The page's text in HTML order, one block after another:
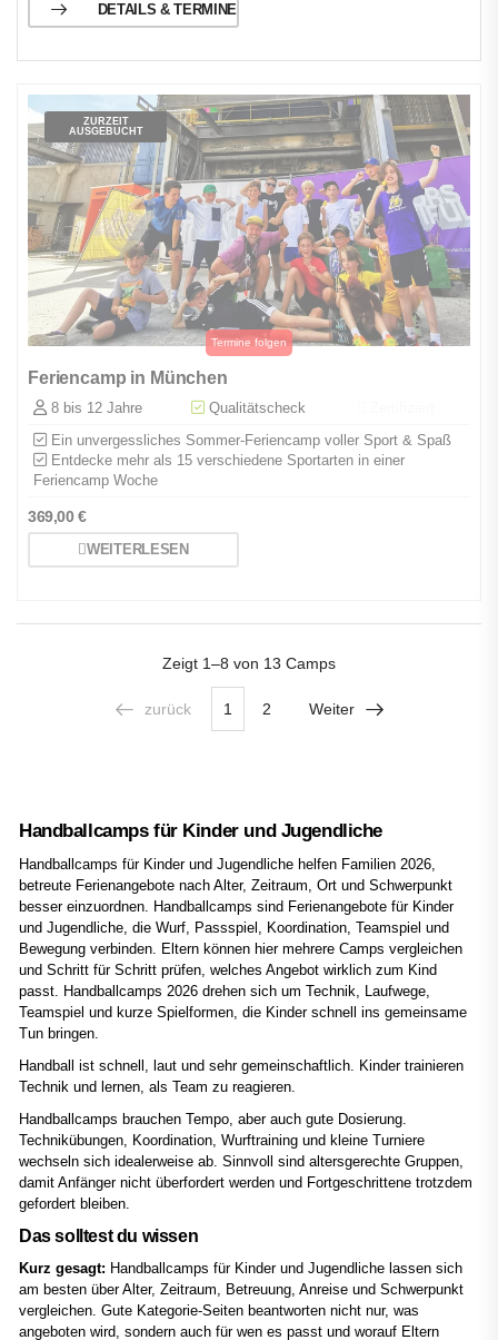
DETAILS & TERMINE
ZURZEIT
AUSGEBUCHT
Feriencamp in München
8 bis 12 Jahre Qualitätscheck
Ein unvergessliches Sommer-Feriencamp voller Sport & Spaß
Entdecke mehr als 15 verschiedene Sportarten in einer
Feriencamp Woche
369,00€
WEITERLESEN
Zeigt 1–8 von 13 Camps
zurück 1 2 Weiter
Handballcamps für Kinder und Jugendliche
Handballcamps für Kinder und Jugendliche helfen Familien 2026,
betreute Ferienangebote nach Alter, Zeitraum, Ort und Schwerpunkt
besser einzuordnen. Handballcamps sind Ferienangebote für Kinder
und Jugendliche, die Wurf, Passspiel, Koordination, Teamspiel und
Bewegung verbinden. Eltern können hier mehrere Camps vergleichen
und Schritt für Schritt prüfen, welches Angebot wirklich zum Kind
passt. Handballcamps 2026 drehen sich um Technik, Laufwege,
Teamspiel und kurze Spielformen, die Kinder schnell ins gemeinsame
Tun bringen.
Handball ist schnell, laut und sehr gemeinschaftlich. Kinder trainieren
Technik und lernen, als Team zu reagieren.
Handballcamps brauchen Tempo, aber auch gute Dosierung.
Technikübungen, Koordination, Wurftraining und kleine Turniere
wechseln sich idealerweise ab. Sinnvoll sind altersgerechte Gruppen,
damit Anfänger nicht überfordert werden und Fortgeschrittene trotzdem
gefordert bleiben.
Das solltest du wissen
Kurz gesagt: Handballcamps für Kinder und Jugendliche lassen sich
am besten über Alter, Zeitraum, Betreuung, Anreise und Schwerpunkt
vergleichen. Gute Kategorie-Seiten beantworten nicht nur, was
angeboten wird, sondern auch für wen es passt und worauf Eltern